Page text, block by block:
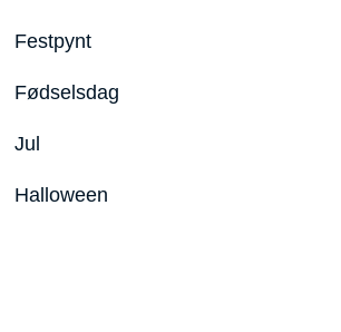
Festpynt
Fødselsdag
Jul
Halloween